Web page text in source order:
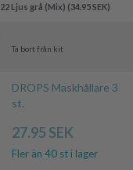
Ta bort från kit
DROPS Maskhållare 3
st.
27.95 SEK
Fler än 40 st i lager